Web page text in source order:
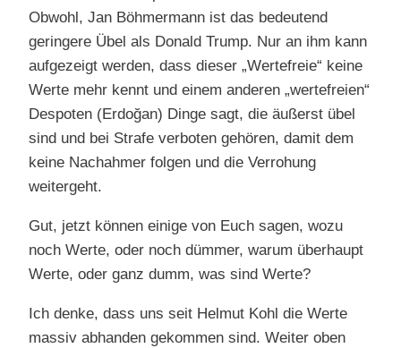
Obwohl, Jan Böhmermann ist das bedeutend
geringere Übel als Donald Trump. Nur an ihm kann
aufgezeigt werden, dass dieser „Wertefreie“ keine
Werte mehr kennt und einem anderen „wertefreien“
Despoten (Erdoğan) Dinge sagt, die äußerst übel
sind und bei Strafe verboten gehören, damit dem
keine Nachahmer folgen und die Verrohung
weitergeht.
Gut, jetzt können einige von Euch sagen, wozu
noch Werte, oder noch dümmer, warum überhaupt
Werte, oder ganz dumm, was sind Werte?
Ich denke, dass uns seit Helmut Kohl die Werte
massiv abhanden gekommen sind. Weiter oben